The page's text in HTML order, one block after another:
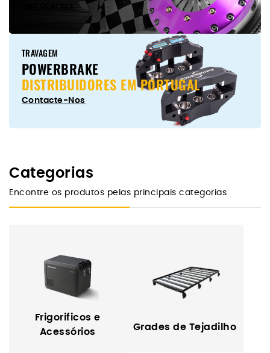
TRAVAGEM
POWERBRAKE
DISTRIBUIDORES EM PORTUGAL
Contacte-Nos
Categorias
Encontre os produtos pelas principais categorias
Frigorificos e
Acessórios
Grades de Tejadilho